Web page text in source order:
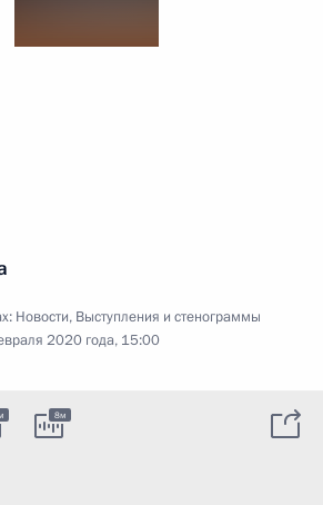
Новости, Выступления и стенограммы
2020 года, 15:00
8м